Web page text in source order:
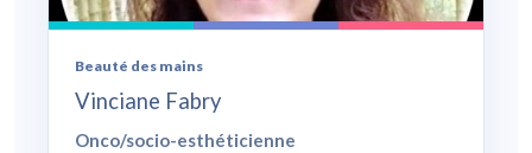
Beauté des mains
Vinciane Fabry
Onco/socio-esthéticienne